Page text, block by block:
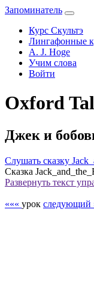
Запоминатель
Курс Скультэ
Лингафонные
A. J. Hoge
Учим слова
Войти
Oxford
Джек и
Слушать сказку
Сказка
Развернуть текст
««« урок следующий